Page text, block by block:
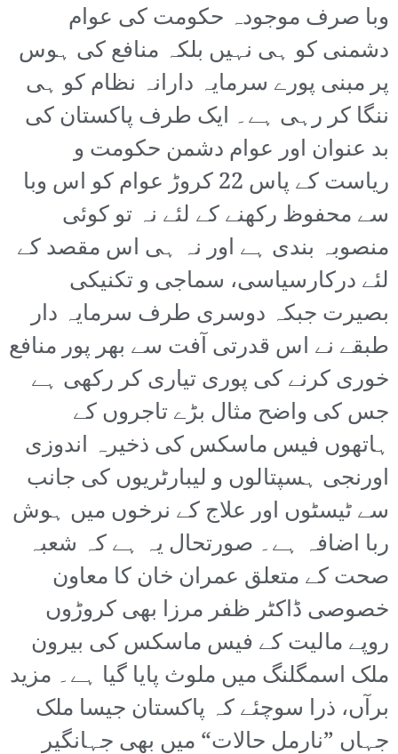
وبا صرف موجودہ حکومت کی عوام
دشمنی کو ہی نہیں بلکہ منافع کی ہوس
پر مبنی پورے سرمایہ دارانہ نظام کو ہی
ننگا کر رہی ہے۔ ایک طرف پاکستان کی
بد عنوان اور عوام دشمن حکومت و
ریاست کے پاس 22 کروڑ عوام کو اس وبا
سے محفوظ رکھنے کے لئے نہ تو کوئی
منصوبہ بندی ہے اور نہ ہی اس مقصد کے
لئے درکارسیاسی، سماجی و تکنیکی
بصیرت جبکہ دوسری طرف سرمایہ دار
طبقے نے اس قدرتی آفت سے بھر پور منافع
خوری کرنے کی پوری تیاری کر رکھی ہے
جس کی واضح مثال بڑے تاجروں کے
ہاتھوں فیس ماسکس کی ذخیرہ اندوزی
اورنجی ہسپتالوں و لیبارٹریوں کی جانب
سے ٹیسٹوں اور علاج کے نرخوں میں ہوش
ربا اضافہ ہے۔ صورتحال یہ ہے کہ شعبہ
صحت کے متعلق عمران خان کا معاون
خصوصی ڈاکٹر ظفر مرزا بھی کروڑوں
روپے مالیت کے فیس ماسکس کی بیرون
ملک اسمگلنگ میں ملوث پایا گیا ہے۔ مزید
برآں، ذرا سوچئے کہ پاکستان جیسا ملک
جہاں ”نارمل حالات“ میں بھی جہانگیر